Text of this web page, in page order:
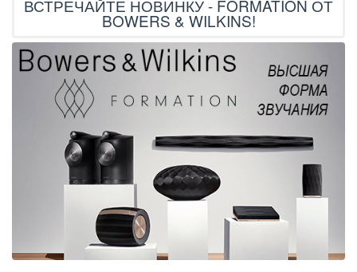
ВСТРЕЧАЙТЕ НОВИНКУ - FORMATION ОТ
BOWERS & WILKINS!